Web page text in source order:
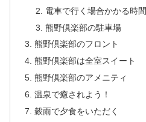
電車で行く場合かかる時間
熊野倶楽部の駐車場
熊野倶楽部のフロント
熊野倶楽部は全室スイート
熊野倶楽部のアメニティ
温泉で癒されよう！
穀雨で夕食をいただく